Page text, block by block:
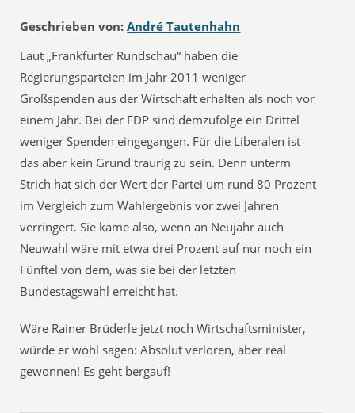
Geschrieben von: André Tautenhahn
Laut „Frankfurter Rundschau“ haben die
Regierungsparteien im Jahr 2011 weniger
Großspenden aus der Wirtschaft erhalten als noch vor
einem Jahr. Bei der FDP sind demzufolge ein Drittel
weniger Spenden eingegangen. Für die Liberalen ist
das aber kein Grund traurig zu sein. Denn unterm
Strich hat sich der Wert der Partei um rund 80 Prozent
im Vergleich zum Wahlergebnis vor zwei Jahren
verringert. Sie käme also, wenn an Neujahr auch
Neuwahl wäre mit etwa drei Prozent auf nur noch ein
Fünftel von dem, was sie bei der letzten
Bundestagswahl erreicht hat.
Wäre Rainer Brüderle jetzt noch Wirtschaftsminister,
würde er wohl sagen: Absolut verloren, aber real
gewonnen! Es geht bergauf!